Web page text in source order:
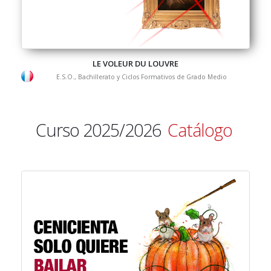
LE VOLEUR DU LOUVRE
E.S.O., Bachillerato y Ciclos Formativos de Grado Medio
Curso 2025/2026 Catálogo